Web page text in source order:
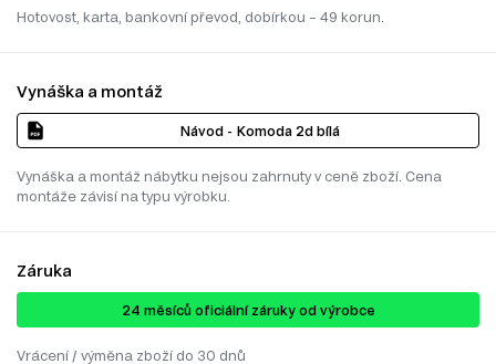
Hotovost, karta, bankovní převod, dobírkou – 49 korun.
Vynáška a montáž
Návod - Komoda 2d bílá
Vynáška a montáž nábytku nejsou zahrnuty v ceně zboží. Cena
montáže závisí na typu výrobku.
Záruka
24 ​​​​měsíců oficiální záruky od výrobce
Vrácení / výměna zboží do 30 dnů